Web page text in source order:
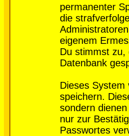
permanenter
die
eigenem
Du stimmst zu,
Datenbank
Dieses
speichern.
sondern
nur zur
Passwortes